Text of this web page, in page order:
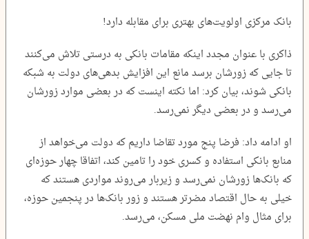
بانک‌ مرکزی اولویت‌های بهتری برای مقابله دارد!
ذاکری با عنوان مجدد اینکه مقامات بانکی به درستی تلاش می‌کنند
تا جایی که زورشان برسد مانع این افزایش بدهی‌های دولت به شبکه
بانکی شوند، بیان کرد: اما نکته اینست که در بعضی موارد زورشان
می‌رسد و در بعضی دیگر نمی‌رسد.
او ادامه داد: فرضا پنج‌ مورد تقاضا داریم که دولت می‌خواهد از
منابع بانکی استفاده و کسری خود را تامین کند، اتفاقا چهار حوزه‌ای
که بانک‌ها زورشان نمی‌رسد و زیربار می‌روند مواردی هستند که
خیلی به حال اقتصاد مضرتر هستند و زور بانک‌ها در پنجمین حوزه،
برای مثال وام نهضت ملی مسکن، می‌رسد.